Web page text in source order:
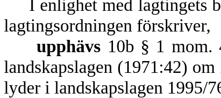
I enlighet med lagtingets
lagtingsordningen förskriver,
upphävs 10b § 1 mom.
landskapslagen (1971:42)
lyder i landskapslagen 1995/